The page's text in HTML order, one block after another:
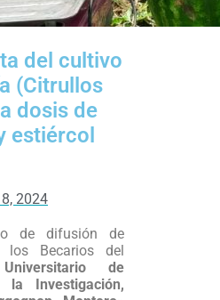
del cultivo
(Citrullos
dosis de
estiércol
2024
de difusión de
los Becarios del
de
la Investigación,